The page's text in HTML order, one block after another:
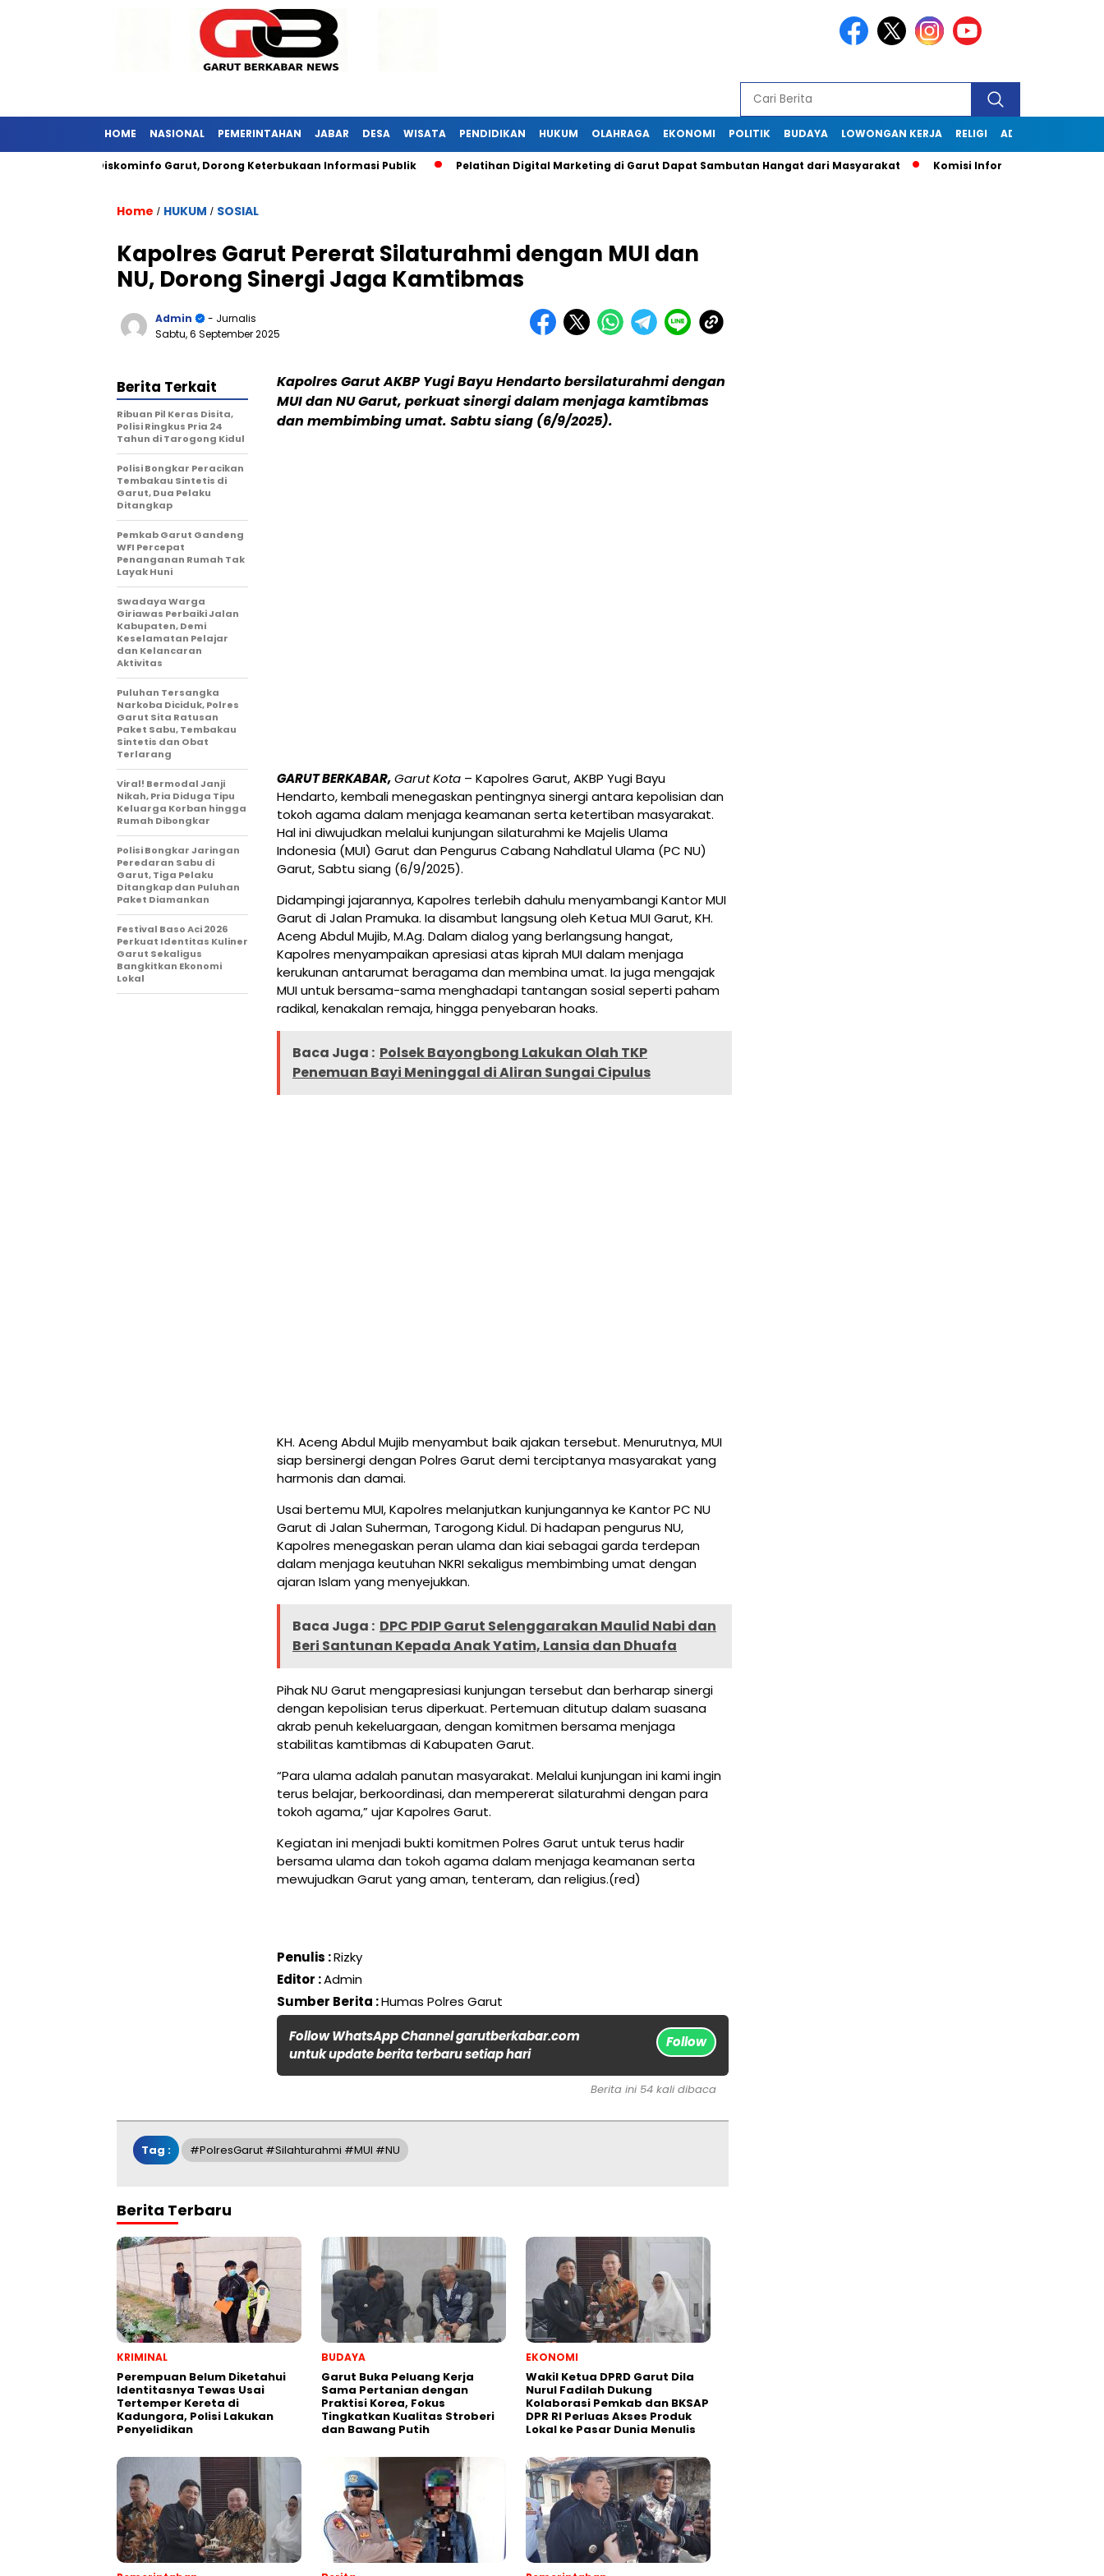
HOME NASIONAL PEMERINTAHAN JABAR DESA WISATA PENDIDIKAN HUKUM OLAHRAGA EKONOMI POLITIK BUDAYA LOWONGAN KERJA RELIGI ADVERTORIAL
Kunjungi Diskominfo Garut, Dorong Keterbukaan Informasi Publik Pelatihan Digital Marketing di Garut Dapat Sambutan Hangat dari Masyarakat Komisi Informasi Jabar Kunjungi
Home / HUKUM / SOSIAL
Kapolres Garut Pererat Silaturahmi dengan MUI dan
NU, Dorong Sinergi Jaga Kamtibmas
Admin
- Jurnalis
Sabtu, 6 September 2025
Kapolres Garut AKBP Yugi Bayu Hendarto bersilaturahmi dengan
MUI dan NU Garut, perkuat sinergi dalam menjaga kamtibmas
dan membimbing umat. Sabtu siang (6/9/2025).
GARUT BERKABAR,Garut Kota – Kapolres Garut, AKBP Yugi Bayu
Hendarto, kembali menegaskan pentingnya sinergi antara kepolisian dan
tokoh agama dalam menjaga keamanan serta ketertiban masyarakat.
Hal ini diwujudkan melalui kunjungan silaturahmi ke Majelis Ulama
Indonesia (MUI) Garut dan Pengurus Cabang Nahdlatul Ulama (PC NU)
Garut, Sabtu siang (6/9/2025).
Didampingi jajarannya, Kapolres terlebih dahulu menyambangi Kantor MUI
Garut di Jalan Pramuka. Ia disambut langsung oleh Ketua MUI Garut, KH.
Aceng Abdul Mujib, M.Ag. Dalam dialog yang berlangsung hangat,
Kapolres menyampaikan apresiasi atas kiprah MUI dalam menjaga
kerukunan antarumat beragama dan membina umat. Ia juga mengajak
MUI untuk bersama-sama menghadapi tantangan sosial seperti paham
radikal, kenakalan remaja, hingga penyebaran hoaks.
Baca Juga : Polsek Bayongbong Lakukan Olah TKP
Penemuan Bayi Meninggal di Aliran Sungai Cipulus
KH. Aceng Abdul Mujib menyambut baik ajakan tersebut. Menurutnya, MUI
siap bersinergi dengan Polres Garut demi terciptanya masyarakat yang
harmonis dan damai.
Usai bertemu MUI, Kapolres melanjutkan kunjungannya ke Kantor PC NU
Garut di Jalan Suherman, Tarogong Kidul. Di hadapan pengurus NU,
Kapolres menegaskan peran ulama dan kiai sebagai garda terdepan
dalam menjaga keutuhan NKRI sekaligus membimbing umat dengan
ajaran Islam yang menyejukkan.
Baca Juga : DPC PDIP Garut Selenggarakan Maulid Nabi dan
Beri Santunan Kepada Anak Yatim, Lansia dan Dhuafa
Pihak NU Garut mengapresiasi kunjungan tersebut dan berharap sinergi
dengan kepolisian terus diperkuat. Pertemuan ditutup dalam suasana
akrab penuh kekeluargaan, dengan komitmen bersama menjaga
stabilitas kamtibmas di Kabupaten Garut.
“Para ulama adalah panutan masyarakat. Melalui kunjungan ini kami ingin
terus belajar, berkoordinasi, dan mempererat silaturahmi dengan para
tokoh agama,” ujar Kapolres Garut.
Kegiatan ini menjadi bukti komitmen Polres Garut untuk terus hadir
bersama ulama dan tokoh agama dalam menjaga keamanan serta
mewujudkan Garut yang aman, tenteram, dan religius.(red)
Penulis :Rizky
Editor :Admin
Sumber Berita :Humas Polres Garut
Follow WhatsApp Channel garutberkabar.com
untuk update berita terbaru setiap hari
Follow
Berita Terkait
Ribuan Pil Keras Disita,
Polisi Ringkus Pria 24
Tahun di Tarogong Kidul
Polisi Bongkar Peracikan
Tembakau Sintetis di
Garut, Dua Pelaku
Ditangkap
Pemkab Garut Gandeng
WFI Percepat
Penanganan Rumah Tak
Layak Huni
Swadaya Warga
Giriawas Perbaiki Jalan
Kabupaten, Demi
Keselamatan Pelajar
dan Kelancaran
Aktivitas
Puluhan Tersangka
Narkoba Diciduk, Polres
Garut Sita Ratusan
Paket Sabu, Tembakau
Sintetis dan Obat
Terlarang
Viral! Bermodal Janji
Nikah, Pria Diduga Tipu
Keluarga Korban hingga
Rumah Dibongkar
Polisi Bongkar Jaringan
Peredaran Sabu di
Garut, Tiga Pelaku
Ditangkap dan Puluhan
Paket Diamankan
Festival Baso Aci 2026
Perkuat Identitas Kuliner
Garut Sekaligus
Bangkitkan Ekonomi
Lokal
Berita ini 54 kali dibaca
Tag : #PolresGarut #Silahturahmi #MUI #NU
Berita Terbaru
KRIMINAL
Perempuan Belum Diketahui
Identitasnya Tewas Usai
Tertemper Kereta di
Kadungora, Polisi Lakukan
Penyelidikan
BUDAYA
Garut Buka Peluang Kerja
Sama Pertanian dengan
Praktisi Korea, Fokus
Tingkatkan Kualitas Stroberi
dan Bawang Putih
EKONOMI
Wakil Ketua DPRD Garut Dila
Nurul Fadilah Dukung
Kolaborasi Pemkab dan BKSAP
DPR RI Perluas Akses Produk
Lokal ke Pasar Dunia Menulis